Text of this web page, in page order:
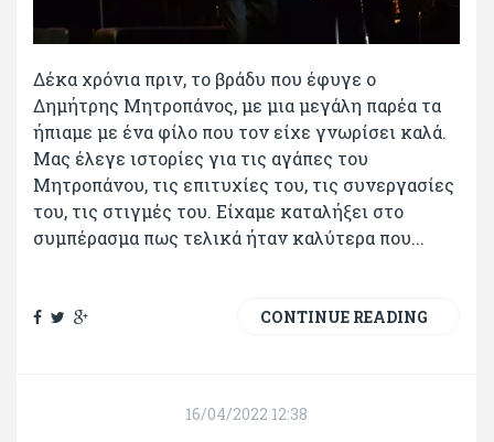
Δέκα χρόνια πριν, το βράδυ που έφυγε ο
Δημήτρης Μητροπάνος, με μια μεγάλη παρέα τα
ήπιαμε με ένα φίλο που τον είχε γνωρίσει καλά.
Μας έλεγε ιστορίες για τις αγάπες του
Μητροπάνου, τις επιτυχίες του, τις συνεργασίες
του, τις στιγμές του. Είχαμε καταλήξει στο
συμπέρασμα πως τελικά ήταν καλύτερα που...
CONTINUE READING
16/04/2022 12:38